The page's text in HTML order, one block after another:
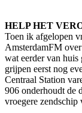
HELP HET
Toen ik afgelopen
AmsterdamFM
wat eerder van
grijpen eerst nog
Centraal Station
906 onderhoudt de
vroegere zendschip